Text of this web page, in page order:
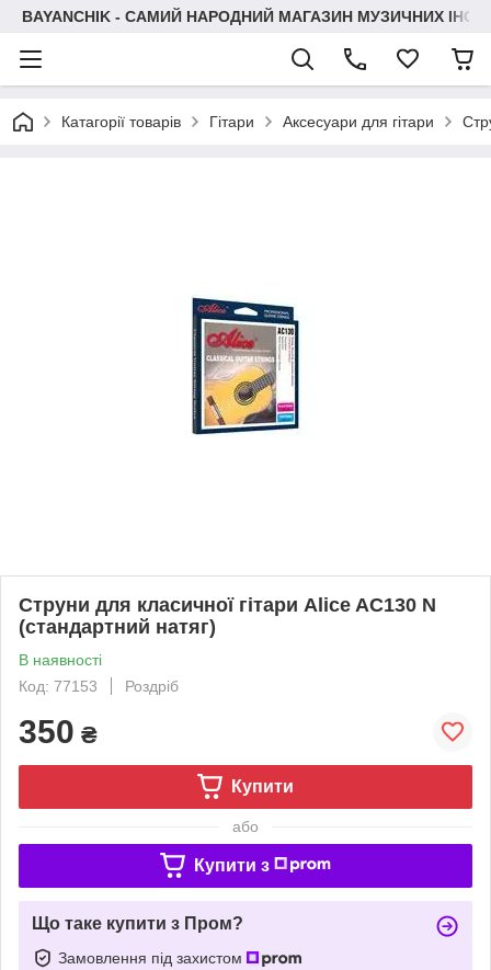
BAYANCHIK - САМИЙ НАРОДНИЙ МАГАЗИН МУЗИЧНИХ
Катагорії товарів Гітари Аксесуари для гітари
Струни для класичної гітари Alice AC130 N
(стандартний натяг)
В наявності
Код: 77153
Роздріб
350 ₴
Купити
або
Купити з
Що таке купити з Пром?
Замовлення під захистом